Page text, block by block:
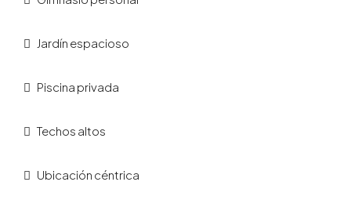
Jardín espacioso
Piscina privada
Techos altos
Ubicación céntrica